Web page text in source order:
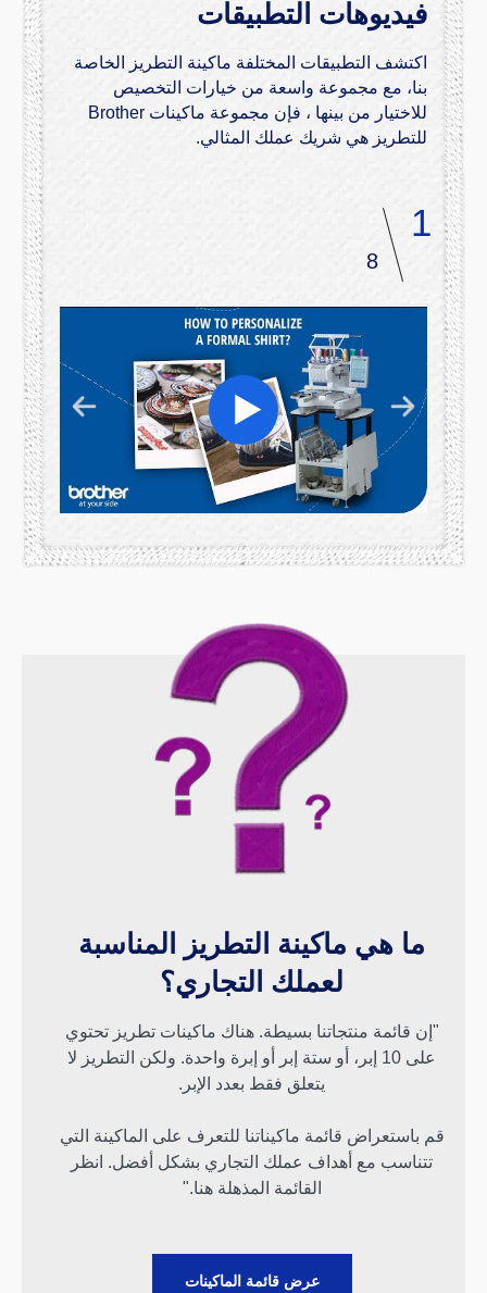
فيديوهات التطبيقات
اكتشف التطبيقات المختلفة ماكينة التطريز الخاصة
بنا، مع مجموعة واسعة من خيارات التخصيص
للاختيار من بينها ، فإن مجموعة ماكينات Brother
للتطريز هي شريك عملك المثالي.
1
ما هي ماكينة التطريز المناسبة
لعملك التجاري؟
"إن قائمة منتجاتنا بسيطة. هناك ماكينات تطريز تحتوي
على 10 إبر، أو ستة إبر أو إبرة واحدة. ولكن التطريز لا
يتعلق فقط بعدد الإبر.
قم باستعراض قائمة ماكيناتنا للتعرف على الماكينة التي
تتناسب مع أهداف عملك التجاري بشكل أفضل. انظر
القائمة المذهلة هنا."
عرض قائمة الماكينات